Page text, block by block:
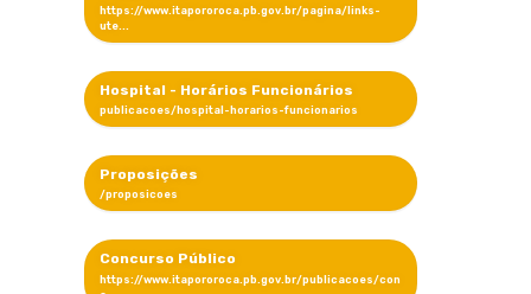
Hospital - Horários Funcionários
Proposições
Concurso Público